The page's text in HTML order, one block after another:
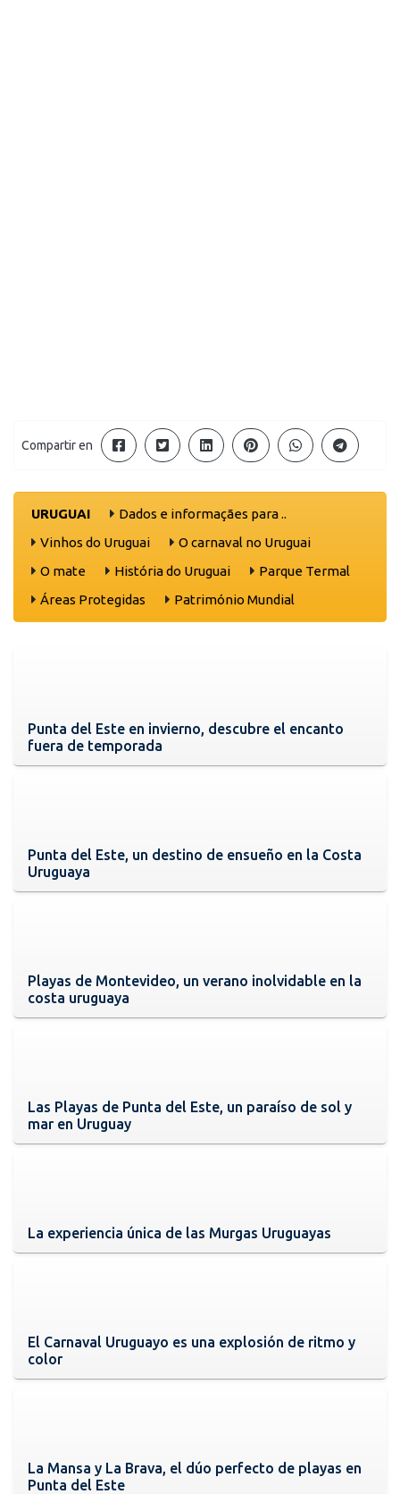
Compartir en
URUGUAI
Dados e informaçães para ..
Vinhos do Uruguai
O carnaval no Uruguai
O mate
História do Uruguai
Parque Termal
Áreas Protegidas
Património Mundial
Punta del Este en invierno, descubre el encanto
fuera de temporada
Punta del Este, un destino de ensueño en la Costa
Uruguaya
Playas de Montevideo, un verano inolvidable en la
costa uruguaya
Las Playas de Punta del Este, un paraíso de sol y
mar en Uruguay
La experiencia única de las Murgas Uruguayas
El Carnaval Uruguayo es una explosión de ritmo y
color
La Mansa y La Brava, el dúo perfecto de playas en
Punta del Este